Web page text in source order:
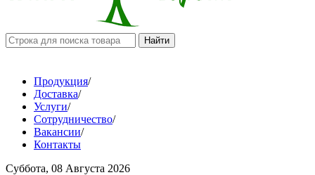
Продукция/
Доставка/
Услуги/
Сотрудничество/
Вакансии/
Контакты
Суббота, 08 Августа 2026